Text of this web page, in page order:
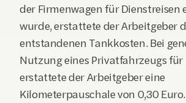
der Firmenwagen für Dienstreisen
wurde, erstattete der Arbeitgeber
entstandenen Tankkosten. Bei
Nutzung eines Privatfahrzeugs für
erstattete der Arbeitgeber eine
Kilometerpauschale von 0,30